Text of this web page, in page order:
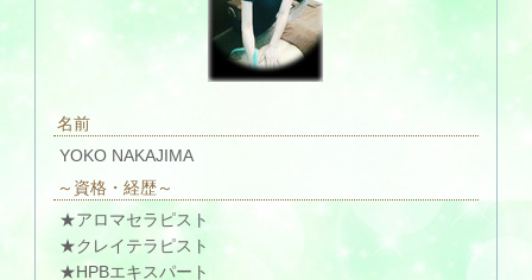
名前
YOKO NAKAJIMA
～資格・経歴～
★アロマセラピスト
★クレイテラピスト
★HPBエキスパート